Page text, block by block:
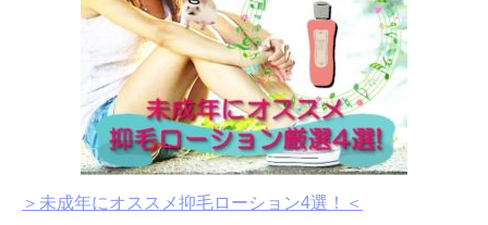
＞未成年にオススメ抑毛ローション4選！＜